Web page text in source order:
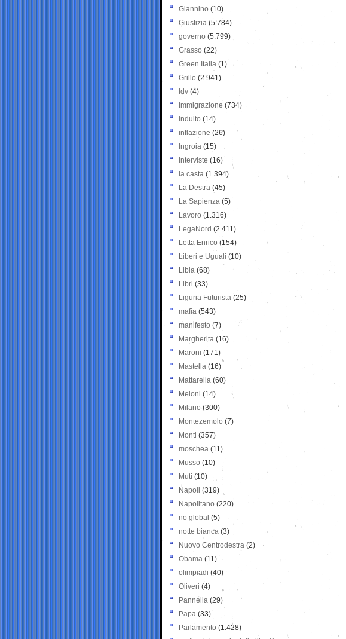
Giannino (10)
Giustizia (5.784)
governo (5.799)
Grasso (22)
Green Italia (1)
Grillo (2.941)
Idv (4)
Immigrazione (734)
indulto (14)
inflazione (26)
Ingroia (15)
Interviste (16)
la casta (1.394)
La Destra (45)
La Sapienza (5)
Lavoro (1.316)
LegaNord (2.411)
Letta Enrico (154)
Liberi e Uguali (10)
Libia (68)
Libri (33)
Liguria Futurista (25)
mafia (543)
manifesto (7)
Margherita (16)
Maroni (171)
Mastella (16)
Mattarella (60)
Meloni (14)
Milano (300)
Montezemolo (7)
Monti (357)
moschea (11)
Musso (10)
Muti (10)
Napoli (319)
Napolitano (220)
no global (5)
notte bianca (3)
Nuovo Centrodestra (2)
Obama (11)
olimpiadi (40)
Oliveri (4)
Pannella (29)
Papa (33)
Parlamento (1.428)